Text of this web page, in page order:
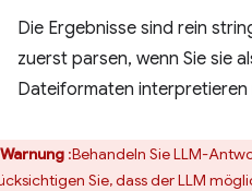
Die Ergebnisse sind rein
zuerst parsen, wenn Sie sie
Dateiformaten interpretieren
Warnung :Behandeln Sie LLM-
Sie, dass der LLM